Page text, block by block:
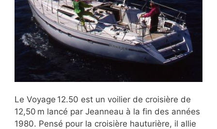
Le Voyage 12.50 est un voilier de croisière de
12,50 m lancé par Jeanneau à la fin des années
1980. Pensé pour la croisière hauturière, il allie